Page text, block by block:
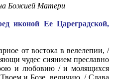
Божией Матери
иконой Ее Цареградской,
от востока в велелепии, /
чудес сиянием преславно
и любовию / и молящихся
и Бозе, величию. / Слава